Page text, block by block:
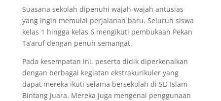
Suasana sekolah dipenuhi wajah-wajah antusias
yang ingin memulai perjalanan baru. Seluruh siswa
kelas 1 hingga kelas 6 mengikuti pembukaan Pekan
Ta’aruf dengan penuh semangat.
Pada kesempatan ini, peserta didik diperkenalkan
dengan berbagai kegiatan ekstrakurikuler yang
dapat mereka ikuti selama bersekolah di SD Islam
Bintang Juara. Mereka juga mengenal penggunaan